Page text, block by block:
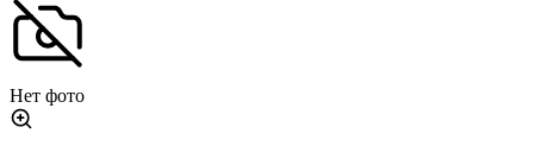
Нет фото